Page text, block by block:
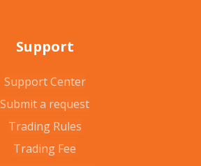
Support
Support Center
Submit a request
Trading Rules
Trading Fee